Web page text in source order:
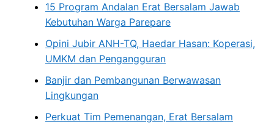
15 Program Andalan Erat Bersalam Jawab
Kebutuhan Warga Parepare
Opini Jubir ANH-TQ, Haedar Hasan: Koperasi,
UMKM dan Pengangguran
Banjir dan Pembangunan Berwawasan
Lingkungan
Perkuat Tim Pemenangan, Erat Bersalam